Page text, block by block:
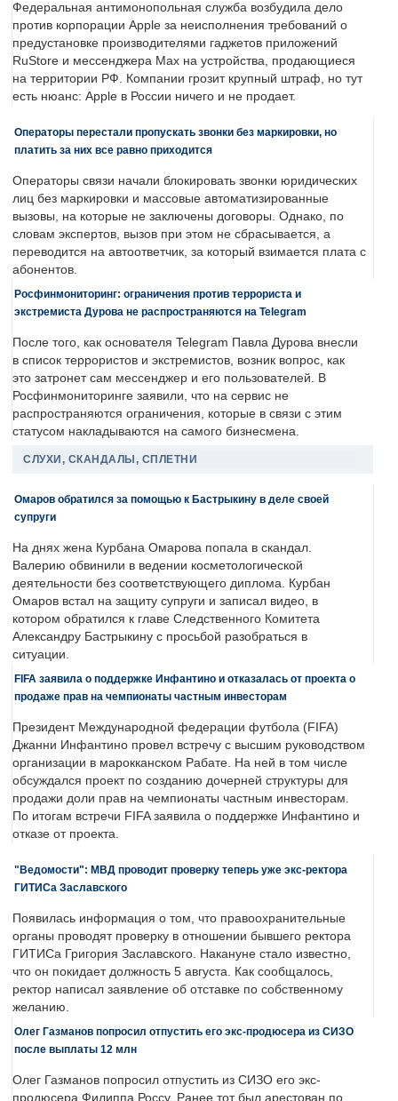
Федеральная антимонопольная служба возбудила дело
против корпорации Apple за неисполнения требований о
предустановке производителями гаджетов приложений
RuStore и мессенджера Max на устройства, продающиеся
на территории РФ. Компании грозит крупный штраф, но тут
есть нюанс: Apple в России ничего и не продает.
Операторы перестали пропускать звонки без маркировки, но
платить за них все равно приходится
Операторы связи начали блокировать звонки юридических
лиц без маркировки и массовые автоматизированные
вызовы, на которые не заключены договоры. Однако, по
словам экспертов, вызов при этом не сбрасывается, а
переводится на автоответчик, за который взимается плата с
абонентов.
Росфинмониторинг: ограничения против террориста и
экстремиста Дурова не распространяются на Telegram
После того, как основателя Telegram Павла Дурова внесли
в список террористов и экстремистов, возник вопрос, как
это затронет сам мессенджер и его пользователей. В
Росфинмониторинге заявили, что на сервис не
распространяются ограничения, которые в связи с этим
статусом накладываются на самого бизнесмена.
СЛУХИ, СКАНДАЛЫ, СПЛЕТНИ
Омаров обратился за помощью к Бастрыкину в деле своей
супруги
На днях жена Курбана Омарова попала в скандал.
Валерию обвинили в ведении косметологической
деятельности без соответствующего диплома. Курбан
Омаров встал на защиту супруги и записал видео, в
котором обратился к главе Следственного Комитета
Александру Бастрыкину с просьбой разобраться в
ситуации.
FIFA заявила о поддержке Инфантино и отказалась от проекта о
продаже прав на чемпионаты частным инвесторам
Президент Международной федерации футбола (FIFA)
Джанни Инфантино провел встречу с высшим руководством
организации в марокканском Рабате. На ней в том числе
обсуждался проект по созданию дочерней структуры для
продажи доли прав на чемпионаты частным инвесторам.
По итогам встречи FIFA заявила о поддержке Инфантино и
отказе от проекта.
"Ведомости": МВД проводит проверку теперь уже экс-ректора
ГИТИСа Заславского
Появилась информация о том, что правоохранительные
органы проводят проверку в отношении бывшего ректора
ГИТИСа Григория Заславского. Накануне стало известно,
что он покидает должность 5 августа. Как сообщалось,
ректор написал заявление об отставке по собственному
желанию.
Олег Газманов попросил отпустить его экс-продюсера из СИЗО
после выплаты 12 млн
Олег Газманов попросил отпустить из СИЗО его экс-
продюсера Филиппа Россу. Ранее тот был арестован по